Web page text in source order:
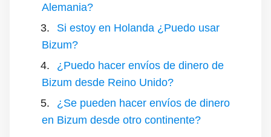
Alemania?
Si estoy en Holanda ¿Puedo usar
Bizum?
¿Puedo hacer envíos de dinero de
Bizum desde Reino Unido?
¿Se pueden hacer envíos de dinero
en Bizum desde otro continente?